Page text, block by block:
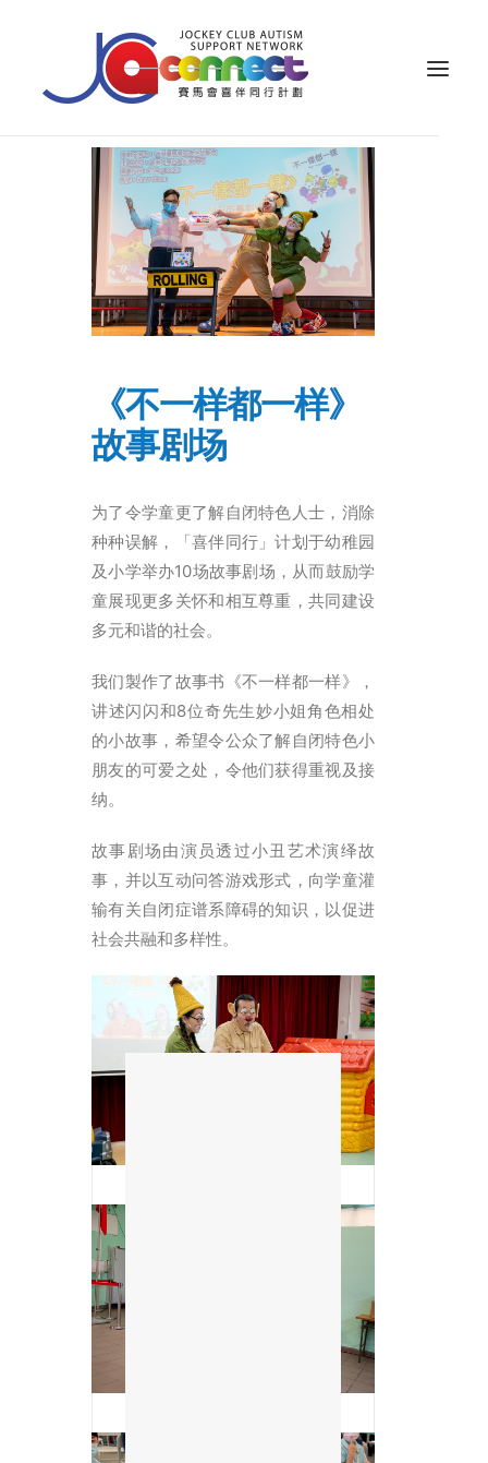
关于我们
照顾者支援
公众教育
专业知识
字型大小
《不一样都一样》
故事剧场
为了令学童更了解自闭特色人士，消除
种种误解，「喜伴同行」计划于幼稚园
及小学举办10场故事剧场，从而鼓励学
童展现更多关怀和相互尊重，共同建设
多元和谐的社会。
我们製作了故事书《不一样都一样》，
讲述闪闪和8位奇先生妙小姐角色相处
的小故事，希望令公众了解自闭特色小
朋友的可爱之处，令他们获得重视及接
纳。
故事剧场由演员透过小丑艺术演绎故
事，并以互动问答游戏形式，向学童灌
输有关自闭症谱系障碍的知识，以促进
社会共融和多样性。